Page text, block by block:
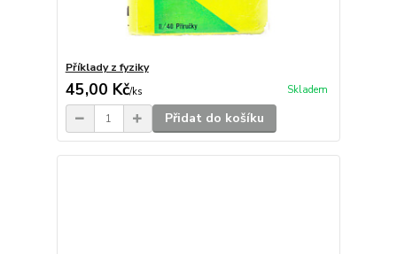
Příklady z fyziky
45,00 Kč/ks Skladem
Přidat do košíku